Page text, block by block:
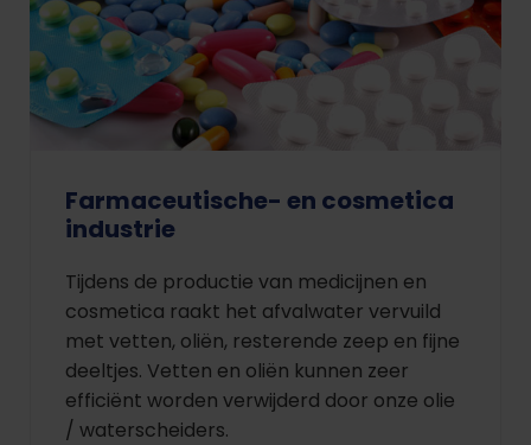
Farmaceutische- en cosmetica
industrie
Tijdens de productie van medicijnen en
cosmetica raakt het afvalwater vervuild
met vetten, oliën, resterende zeep en fijne
deeltjes. Vetten en oliën kunnen zeer
efficiënt worden verwijderd door onze olie
/ waterscheiders.